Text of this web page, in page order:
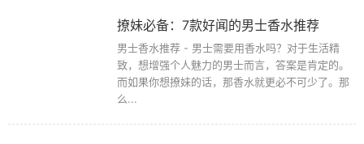
撩妹必备：7款好闻的男士香水推荐
男士香水推荐 - 男士需要用香水吗？对于生活精
致，想增强个人魅力的男士而言，答案是肯定的。
而如果你想撩妹的话，那香水就更必不可少了。那
么...